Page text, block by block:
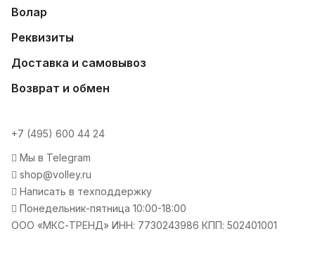
Волар
Реквизиты
Доставка и самовывоз
Возврат и обмен
+7 (495) 600 44 24
Мы в Telegram
shop@volley.ru
Написать в техподдержку
Понедельник-пятница 10:00-18:00
ООО «МКС-ТРЕНД» ИНН: 7730243986 КПП: 502401001